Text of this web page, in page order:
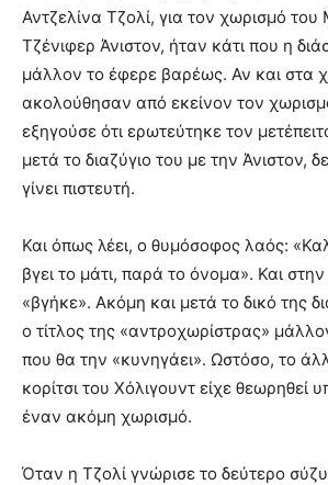
Αντζελίνα Τζολί, για τον χωρισμό
Τζένιφερ Άνιστον, ήταν κάτι που η
μάλλον το έφερε βαρέως. Αν και στα
ακολούθησαν από εκείνον τον
εξηγούσε ότι ερωτεύτηκε τον
μετά το διαζύγιο του με την Άνιστον,
γίνει πιστευτή.
Και όπως λέει, ο θυμόσοφος λαός:
βγει το μάτι, παρά το όνομα». Και
«βγήκε». Ακόμη και μετά το δικό της
ο τίτλος της «αντροχωρίστρας»
που θα την «κυνηγάει». Ωστόσο, το
κορίτσι του Χόλιγουντ είχε θεωρηθεί
έναν ακόμη χωρισμό.
Όταν η Τζολί γνώρισε το δεύτερο